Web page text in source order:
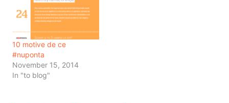
10 motive de ce
#nuponta
November 15, 2014
In "to blog"